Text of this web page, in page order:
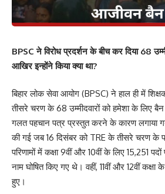
BPSC ने विरोध प्रदर्शन के बीच कर दिया 68
आखिर इन्होंने किया क्या था?
बिहार लोक सेवा आयोग (BPSC) ने हाल ही में
तीसरे चरण के 68 उम्मीदवारों को हमेशा के लिए
गलत पहचान पत्र प्रस्तुत करने के कारण लगाया
की गई जब 16 दिसंबर को TRE के तीसरे चरण के
परिणामों में कक्षा 9वीं और 10वीं के लिए 15,251
नाम घोषित किए गए थे। वहीं, 11वीं और 12वीं कक्षा
हुए।